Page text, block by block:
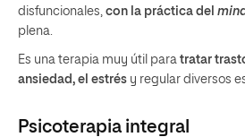
disfuncionales, con la práctica del
plena.
Es una terapia muy útil para tratar
ansiedad, el estrés y regular diversos
Psicoterapia integral